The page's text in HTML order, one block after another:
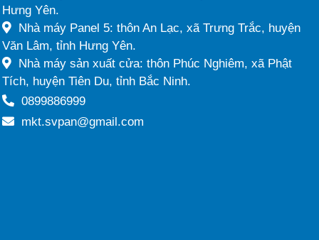
Hưng Yên.
Nhà máy Panel 5: thôn An Lạc, xã Trưng Trắc, huyện
Văn Lâm, tỉnh Hưng Yên.
Nhà máy sản xuất cửa: thôn Phúc Nghiêm, xã Phật
Tích, huyện Tiên Du, tỉnh Bắc Ninh.
0899886999
mkt.svpan@gmail.com